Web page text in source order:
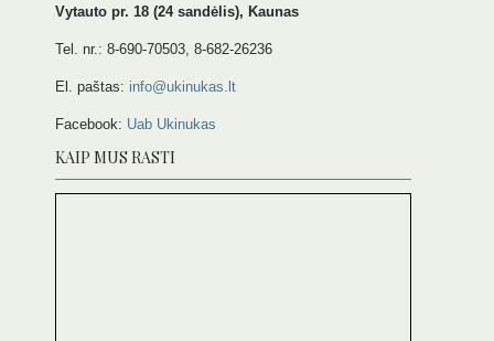
Vytauto pr. 18 (24 sandėlis), Kaunas
Tel. nr.: 8-690-70503, 8-682-26236
El. paštas: info@ukinukas.lt
Facebook: Uab Ukinukas
KAIP MUS RASTI